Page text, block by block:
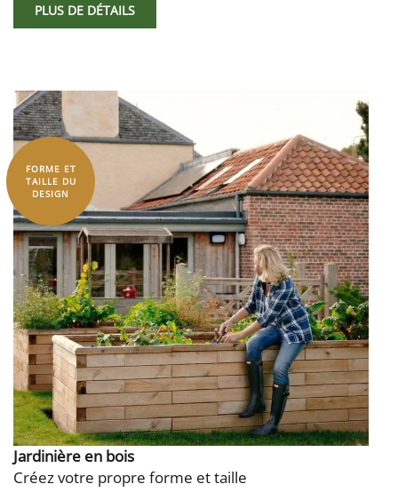
PLUS DE DÉTAILS
FORME ET
TAILLE DU
DESIGN
Jardinière en bois
Créez votre propre forme et taille